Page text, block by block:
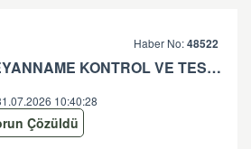
Haber No:48522
BEYANNAME KONTROL VE TESCİL İŞLEMLERİNDE ALINAN HATALAR HK
10:40:28
Çözüldü